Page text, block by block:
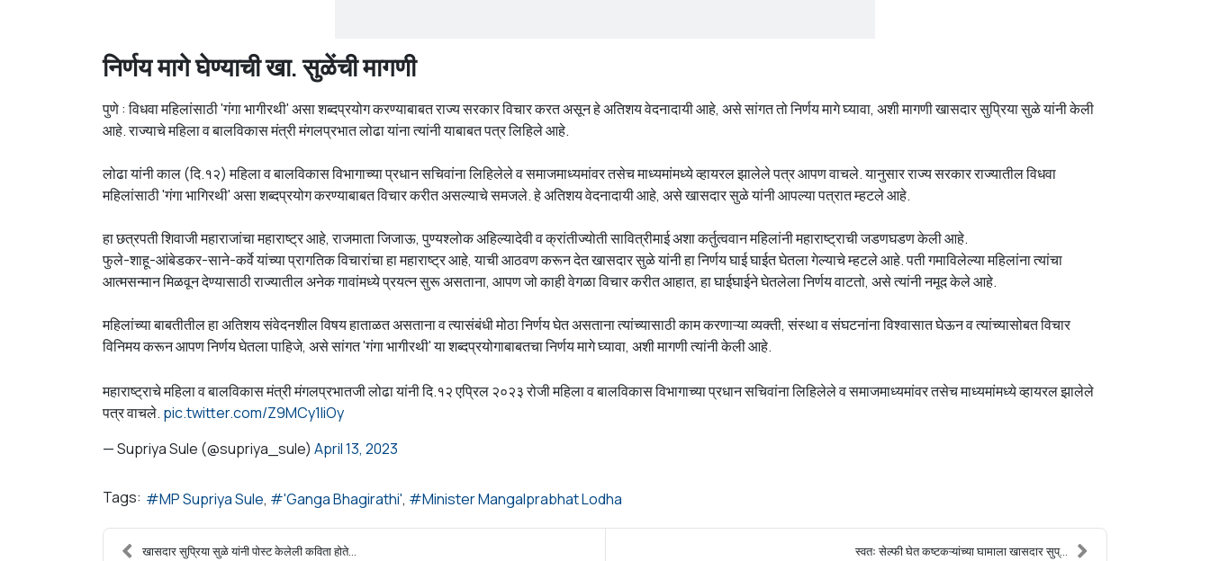
निर्णय मागे घेण्याची खा. सुळेंची मागणी
पुणे : विधवा महिलांसाठी 'गंगा भागीरथी' असा शब्दप्रयोग करण्याबाबत राज्य सरकार विचार करत असून हे अतिशय वेदनादायी आहे, असे सांगत तो निर्णय मागे घ्यावा, अशी मागणी खासदार सुप्रिया सुळे यांनी केली
आहे. राज्याचे महिला व बालविकास मंत्री मंगलप्रभात लोढा यांना त्यांनी याबाबत पत्र लिहिले आहे.
लोढा यांनी काल (दि.१२) महिला व बालविकास विभागाच्या प्रधान सचिवांना लिहिलेले व समाजमाध्यमांवर तसेच माध्यमांमध्ये व्हायरल झालेले पत्र आपण वाचले. यानुसार राज्य सरकार राज्यातील विधवा
महिलांसाठी 'गंगा भागिरथी' असा शब्दप्रयोग करण्याबाबत विचार करीत असल्याचे समजले. हे अतिशय वेदनादायी आहे, असे खासदार सुळे यांनी आपल्या पत्रात म्हटले आहे.
हा छत्रपती शिवाजी महाराजांचा महाराष्ट्र आहे, राजमाता जिजाऊ, पुण्यश्लोक अहिल्यादेवी व क्रांतीज्योती सावित्रीमाई अशा कर्तुत्ववान महिलांनी महाराष्ट्राची जडणघडण केली आहे.
फुले-शाहू-आंबेडकर-साने-कर्वे यांच्या प्रागतिक विचारांचा हा महाराष्ट्र आहे, याची आठवण करून देत खासदार सुळे यांनी हा निर्णय घाई घाईत घेतला गेल्याचे म्हटले आहे. पती गमाविलेल्या महिलांना त्यांचा
आत्मसन्मान मिळवून देण्यासाठी राज्यातील अनेक गावांमध्ये प्रयत्न सुरू असताना, आपण जो काही वेगळा विचार करीत आहात, हा घाईघाईने घेतलेला निर्णय वाटतो, असे त्यांनी नमूद केले आहे.
महिलांच्या बाबतीतील हा अतिशय संवेदनशील विषय हाताळत असताना व त्यासंबंधी मोठा निर्णय घेत असताना त्यांच्यासाठी काम करणाऱ्या व्यक्ती, संस्था व संघटनांना विश्वासात घेऊन व त्यांच्यासोबत विचार
विनिमय करून आपण निर्णय घेतला पाहिजे, असे सांगत 'गंगा भागीरथी' या शब्दप्रयोगाबाबतचा निर्णय मागे घ्यावा, अशी मागणी त्यांनी केली आहे.
महाराष्ट्राचे महिला व बालविकास मंत्री मंगलप्रभातजी लोढा यांनी दि.१२ एप्रिल २०२३ रोजी महिला व बालविकास विभागाच्या प्रधान सचिवांना लिहिलेले व समाजमाध्यमांवर तसेच माध्यमांमध्ये व्हायरल झालेले
पत्र वाचले. pic.twitter.com/Z9MCy1IiOy
— Supriya Sule (@supriya_sule) April 13, 2023
Tags: MP Supriya Sule 'Ganga Bhagirathi' Minister Mangalprabhat Lodha
खासदार सुप्रिया सुळे यांनी पोस्ट केलेली कविता होते... स्वतः सेल्फी घेत कष्टकऱ्यांच्या घामाला खासदार सुप्...